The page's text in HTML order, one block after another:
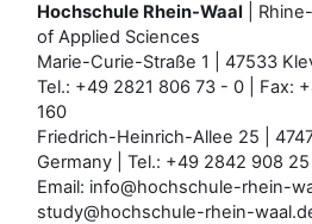
Hochschule Rhein-Waal |
of Applied Sciences
Marie-Curie-Straße 1 | 47533
Tel.: +49 2821 806 73 - 0 | Fax:
160
Friedrich-Heinrich-Allee 25 |
Germany | Tel.: +49 2842 908
Email: info@hochschule-rhein-
study@hochschule-rhein-